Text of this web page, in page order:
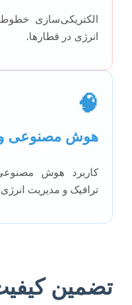
الکتریکی‌سازی
انرژی در قطارها.
🧠
هوش مصنوعی و
کاربرد هوش مصنوعی
ترافیک و مدیریت انرژی.
تضمین